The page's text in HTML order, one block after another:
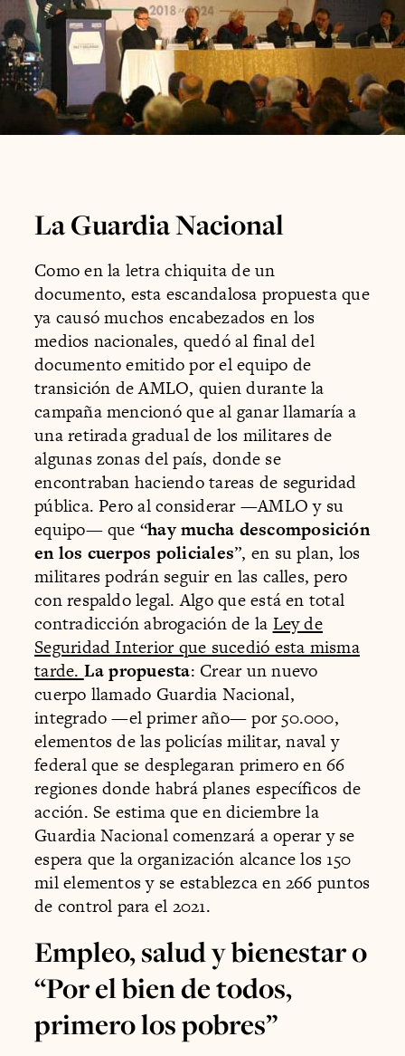
La Guardia Nacional
Como en la letra chiquita de un
documento, esta escandalosa propuesta que
ya causó muchos encabezados en los
medios nacionales, quedó al final del
documento emitido por el equipo de
transición de AMLO, quien durante la
campaña mencionó que al ganar llamaría a
una retirada gradual de los militares de
algunas zonas del país, donde se
encontraban haciendo tareas de seguridad
pública. Pero al considerar —AMLO y su
equipo— que “hay mucha descomposición
en los cuerpos policiales”, en su plan, los
militares podrán seguir en las calles, pero
con respaldo legal. Algo que está en total
contradicción abrogación de la Ley de
Seguridad Interior que sucedió esta misma
tarde. La propuesta: Crear un nuevo
cuerpo llamado Guardia Nacional,
integrado —el primer año— por 50.000,
elementos de las policías militar, naval y
federal que se desplegaran primero en 66
regiones donde habrá planes específicos de
acción. Se estima que en diciembre la
Guardia Nacional comenzará a operar y se
espera que la organización alcance los 150
mil elementos y se establezca en 266 puntos
de control para el 2021.
Empleo, salud y bienestar o
“Por el bien de todos,
primero los pobres”